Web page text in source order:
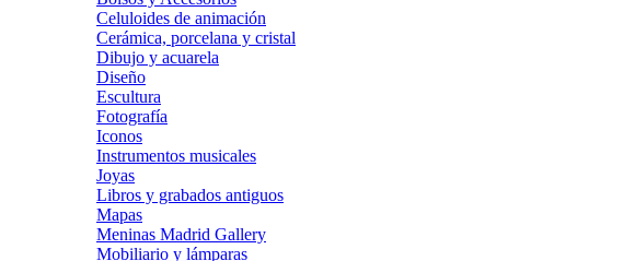
Celuloides de animación
Cerámica, porcelana y cristal
Dibujo y acuarela
Diseño
Escultura
Fotografía
Iconos
Instrumentos musicales
Joyas
Libros y grabados antiguos
Mapas
Meninas Madrid Gallery
Mobiliario y lámparas